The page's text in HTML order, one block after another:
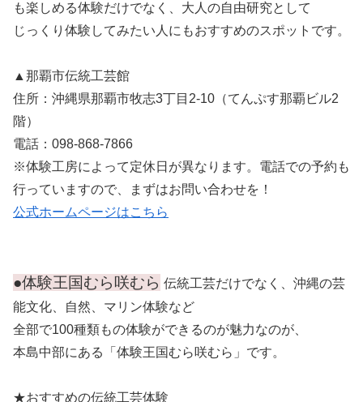
も楽しめる体験だけでなく、大人の自由研究として
じっくり体験してみたい人にもおすすめのスポットです。
▲那覇市伝統工芸館
住所：沖縄県那覇市牧志3丁目2-10（てんぷす那覇ビル2
階）
電話：098-868-7866
※体験工房によって定休日が異なります。電話での予約も
行っていますので、まずはお問い合わせを！
公式ホームページはこちら
●体験王国むら咲むら 伝統工芸だけでなく、沖縄の芸
能文化、自然、マリン体験など
全部で100種類もの体験ができるのが魅力なのが、
本島中部にある「体験王国むら咲むら」です。
★おすすめの伝統工芸体験